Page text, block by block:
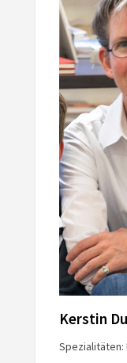
Kerstin